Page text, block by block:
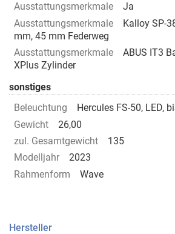
Ausstattungsmerkmale
Ja
Ausstattungsmerkmale
Kalloy SP-
mm, 45 mm Federweg
Ausstattungsmerkmale
ABUS IT3
XPlus Zylinder
sonstiges
Beleuchtung
Hercules FS-50, LED,
Gewicht
26,00
zul. Gesamtgewicht
135
Modelljahr
2023
Rahmenform
Wave
Hersteller